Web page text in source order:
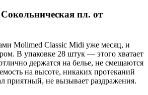
пл. от
Molimed Classic Midi уже месяц, и
В упаковке 28 штук — этого хватает
держатся на белье, не смещаются
на высоте, никаких протеканий
приятный, не вызывает раздражения.